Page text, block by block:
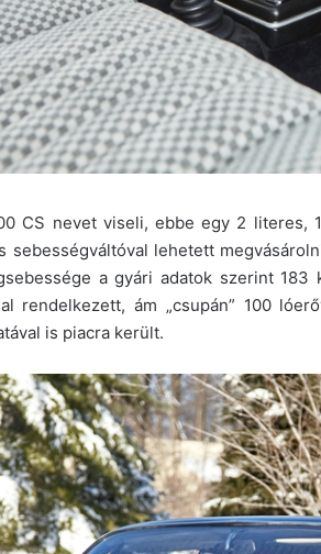
CS nevet viseli, ebbe egy 2 literes,
sebességváltóval lehetett
a gyári adatok szerint
rendelkezett, ám „csupán” 100
is piacra került.